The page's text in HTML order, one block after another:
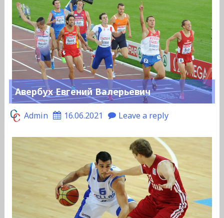
Авербух Евгений Валерьевич
Admin 16.06.2021 Leave a reply